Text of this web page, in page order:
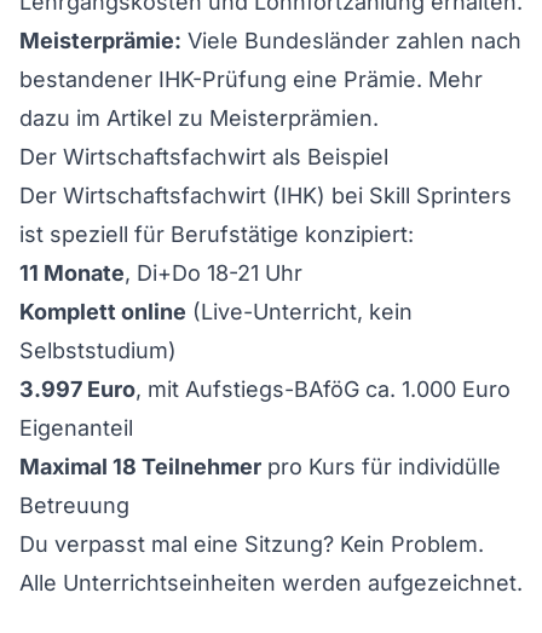
Meisterprämie: Viele Bundesländer zahlen nach
bestandener IHK-Prüfung eine Prämie. Mehr
dazu im Artikel zu Meisterprämien.
Der Wirtschaftsfachwirt als Beispiel
Der Wirtschaftsfachwirt (IHK) bei Skill Sprinters
ist speziell für Berufstätige konzipiert:
11 Monate, Di+Do 18-21 Uhr
Komplett online (Live-Unterricht, kein
Selbststudium)
3.997 Euro, mit Aufstiegs-BAföG ca. 1.000 Euro
Eigenanteil
Maximal 18 Teilnehmer pro Kurs für individülle
Betreuung
Du verpasst mal eine Sitzung? Kein Problem.
Alle Unterrichtseinheiten werden aufgezeichnet.